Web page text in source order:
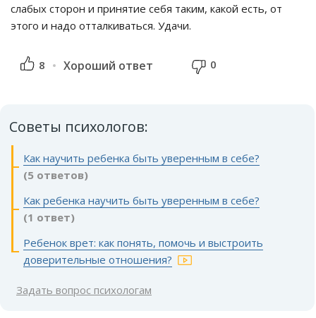
слабых сторон и принятие себя таким, какой есть, от
этого и надо отталкиваться. Удачи.
8 Хороший ответ 0
Советы психологов:
Как научить ребенка быть уверенным в себе?
(5 ответов)
Как ребенка научить быть уверенным в себе?
(1 ответ)
Ребенок врет: как понять, помочь и выстроить
доверительные отношения?
Задать вопрос психологам